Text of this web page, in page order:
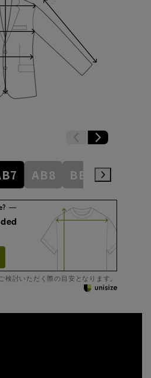
AB8 BE3 BE4
検討いただく際の目安となります。